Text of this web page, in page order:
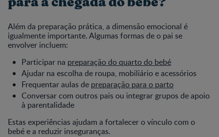
Além da preparação prática, a dimensão emocional é
igualmente importante. Algumas formas de o pai se
envolver incluem:
Participar na preparação do quarto do bebé
Ajudar na escolha de roupa, mobiliário e acessórios
Frequentar aulas de preparação para o parto
Conversar com outros pais ou integrar grupos de apoio
à parentalidade
Estas experiências ajudam a fortalecer o vínculo com o
bebé e a reduzir inseguranças.